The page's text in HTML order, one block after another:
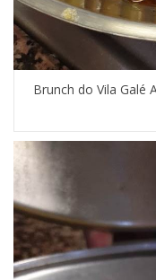
Brunch do Vila Galé